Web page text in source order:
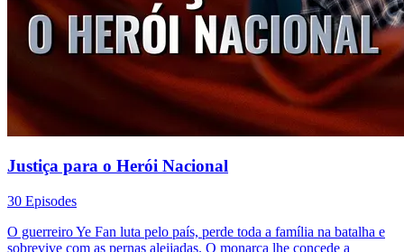
Justiça para o Herói Nacional
30 Episodes
O guerreiro Ye Fan luta pelo país, perde toda a família na batalha e
sobrevive com as pernas aleijadas. O monarca lhe concede a